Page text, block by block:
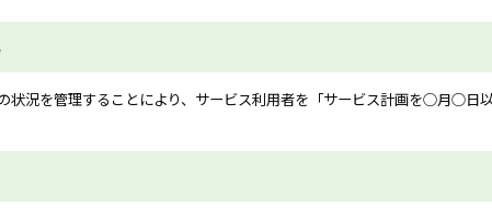
状況を管理することにより、サービス利用者を「サービス計画を○月○日